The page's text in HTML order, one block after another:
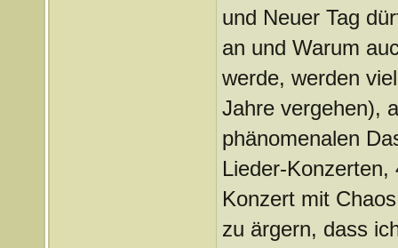
und Neuer Tag
an und Warum
werde, werden
Jahre vergehen),
phänomenalen
Lieder-
Konzert mit
zu ärgern, dass